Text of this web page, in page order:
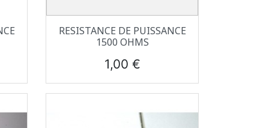
 Aperçu rapide
RESISTANCE DE PUISSANCE
1500 OHMS
Prix
1,00 €